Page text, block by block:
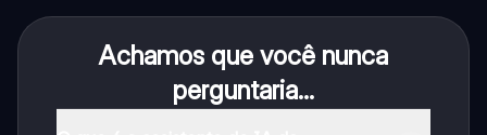
Achamos que você nunca
perguntaria...